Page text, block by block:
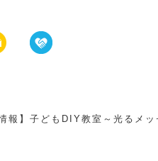
報】子どもDIY教室～光るメ